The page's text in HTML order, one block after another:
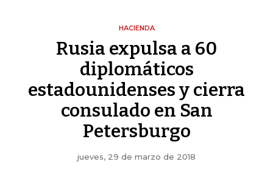
HACIENDA
Rusia expulsa a 60
diplomáticos
estadounidenses y cierra
consulado en San
Petersburgo
jueves, 29 de marzo de 2018